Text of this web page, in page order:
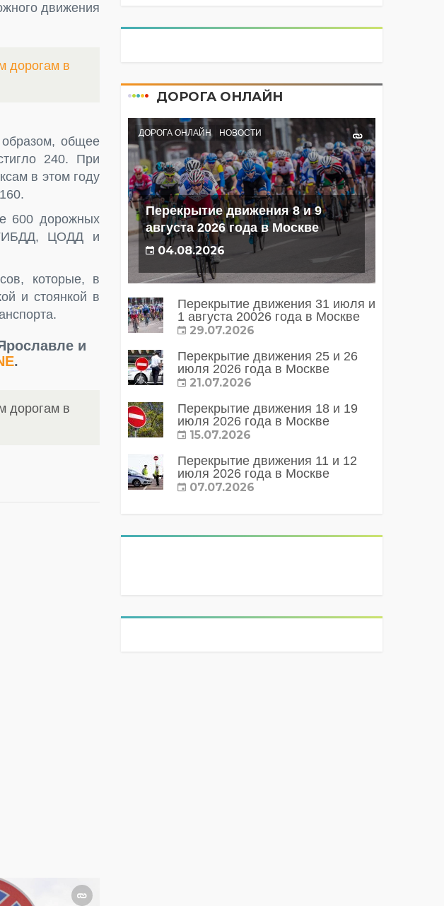
движения
дорогам в
общее
240. При
в этом году
600 дорожных
ГИБДД, ЦОДД и
которые, в
и стоянкой в
и
.
дорогам в
ДОРОГА ОНЛАЙН
ДОРОГА ОНЛАЙН НОВОСТИ
Перекрытие движения 8 и 9
августа 2026 года в Москве
04.08.2026
Перекрытие движения 31 июля и
1 августа 20026 года в Москве
29.07.2026
Перекрытие движения 25 и 26
июля 2026 года в Москве
21.07.2026
Перекрытие движения 18 и 19
июля 2026 года в Москве
15.07.2026
Перекрытие движения 11 и 12
июля 2026 года в Москве
07.07.2026